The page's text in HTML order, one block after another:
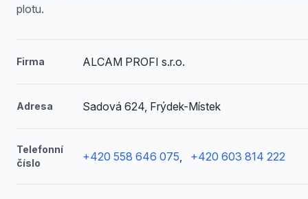
plotu.
Firma ALCAM PROFI s.r.o.
Adresa Sadová 624, Frýdek-Místek
Telefonní
číslo
+420 558 646 075, +420 603 814 222